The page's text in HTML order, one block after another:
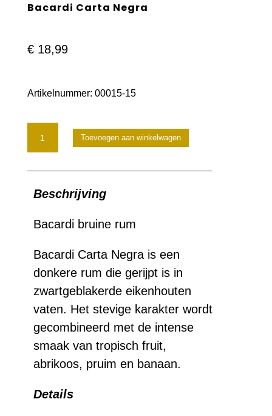
Bacardi Carta Negra
€18,99
Artikelnummer: 00015-15
Bacardi
Carta
aantal
Toevoegen aan winkelwagen
Beschrijving
Bacardi bruine rum
Bacardi Carta Negra is een
donkere rum die gerijpt is in
zwartgeblakerde eikenhouten
vaten. Het stevige karakter wordt
gecombineerd met de intense
smaak van tropisch fruit,
abrikoos, pruim en banaan.
Details